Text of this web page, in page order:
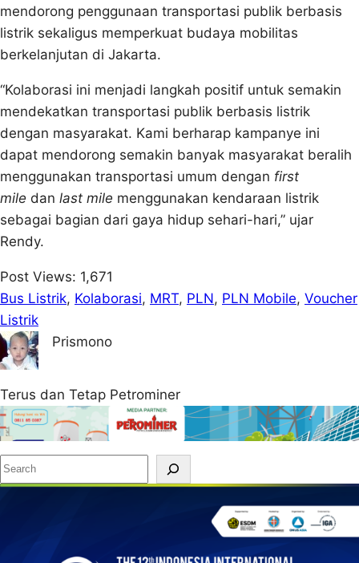
mendorong penggunaan transportasi publik berbasis
listrik sekaligus memperkuat budaya mobilitas
berkelanjutan di Jakarta.
“Kolaborasi ini menjadi langkah positif untuk semakin
mendekatkan transportasi publik berbasis listrik
dengan masyarakat. Kami berharap kampanye ini
dapat mendorong semakin banyak masyarakat beralih
menggunakan transportasi umum dengan first
mile dan last mile menggunakan kendaraan listrik
sebagai bagian dari gaya hidup sehari-hari,” ujar
Rendy.
Post Views: 1,671
Bus Listrik, Kolaborasi, MRT, PLN, PLN Mobile, Voucher
Listrik
Prismono
Terus dan Tetap Petrominer
S
e